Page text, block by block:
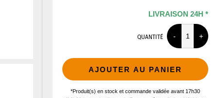
LIVRAISON 24H *
QUANTITÉ
AJOUTER AU PANIER
*Produit(s) en stock et commande validée avant 17h30